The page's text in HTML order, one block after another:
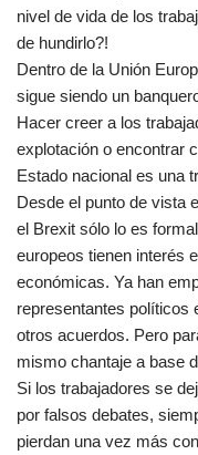
nivel de vida de los
de hundirlo?!
Dentro de la Unión
sigue siendo un
Hacer creer a los
explotación o encontrar
Estado nacional es una
Desde el punto de vista
el Brexit sólo lo es
europeos tienen interés
económicas. Ya han
representantes políticos
otros acuerdos. Pero
mismo chantaje a base
Si los trabajadores se
por falsos debates,
pierdan una vez más